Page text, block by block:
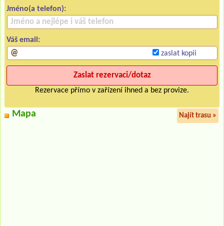
Jméno(a telefon):
Váš email:
zaslat kopii
Rezervace přímo v zařízení ihned a bez provize.
Mapa Najít trasu »